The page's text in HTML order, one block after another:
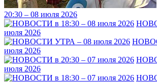
20:30 – 08 июля 2026
июля 2026
июля 2026
июля 2026